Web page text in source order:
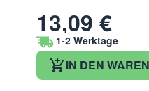
13,09 €
1-2 Werktage
IN DEN